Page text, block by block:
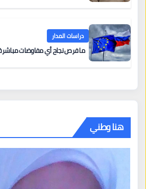
دراسات المدار
ما فرص نجاح أي مفاوضات مباشرة
هنا وطني